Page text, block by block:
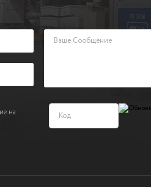
ответит Вам в кратчайшие сроки.
на